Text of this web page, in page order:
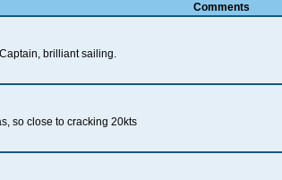
Comments
brilliant sailing.
so close to cracking 20kts